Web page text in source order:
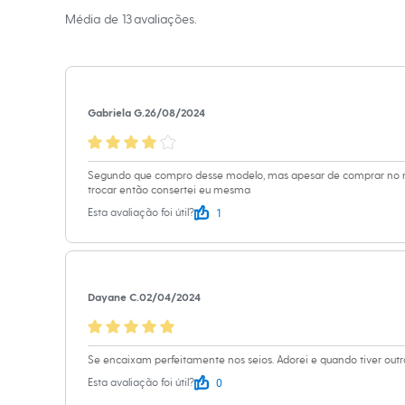
Sapatos
Sandálias e Papetes
Acessórios
Camisetas
Calçados
Regatas
Moda íntima
Cuecas
Meias
Pijamas
Moda praia
Personagens
Calças
Camisas
Casacos e Jaquetas
Jeans
Moda esportiva
Shorts e Bermudas
Marcas: Soul
Média de 13avaliações.
Gabriela G.26/08/2024
Segundo que compro desse modelo, mas apesar de comprar
trocar então consertei eu mesma
Esta avaliação foi útil?
1
Dayane C.02/04/2024
Se encaixam perfeitamente nos seios. Adorei e quando tiver
Esta avaliação foi útil?
0